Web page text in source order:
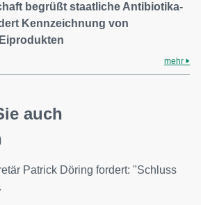
begrüßt staatliche Antibiotika-
Kennzeichnung von
mehr
auch
Patrick Döring fordert: "Schluss